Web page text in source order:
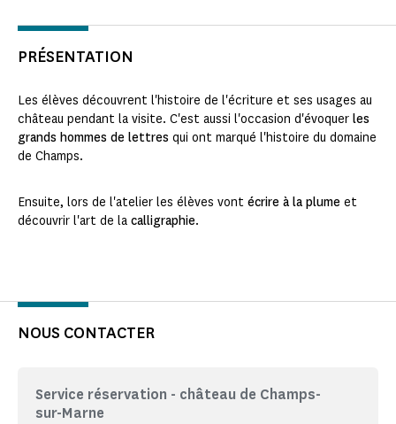
PRÉSENTATION
Les élèves découvrent l'histoire de l'écriture et ses usages au
château pendant la visite. C'est aussi l'occasion d'évoquer les
grands hommes de lettres qui ont marqué l'histoire du domaine
de Champs.
Ensuite, lors de l'atelier les élèves vont écrire à la plume et
découvrir l'art de la calligraphie.
NOUS CONTACTER
Service réservation - château de Champs-
sur-Marne